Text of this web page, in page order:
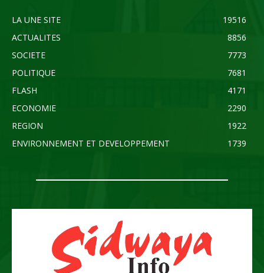
LA UNE SITE
19516
ACTUALITES
8856
SOCIETE
7773
POLITIQUE
7681
FLASH
4171
ECONOMIE
2290
REGION
1922
ENVIRONNEMENT ET DEVELOPPEMENT
1739